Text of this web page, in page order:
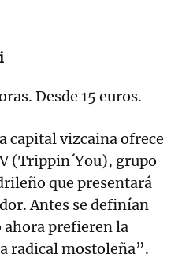
Desde 15 euros.
capital vizcaina ofrece
(Trippin´You), grupo
que presentará
Antes se definían
ahora prefieren la
radical mostoleña”.